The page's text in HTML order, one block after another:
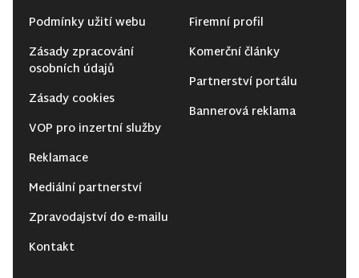
Podmínky užití webu
Zásady zpracování
osobních údajů
Zásady cookies
VOP pro inzertní služby
Reklamace
Mediální partnerství
Zpravodajství do e-mailu
Kontakt
Firemní profil
Komerční články
Partnerství portálu
Bannerová reklama